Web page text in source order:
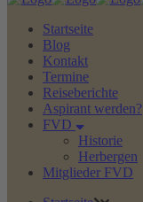
Startseite
Blog
Kontakt
Termine
Reiseberichte
Aspirant werden?
FVD
Historie
Herbergen
Mitglieder FVD